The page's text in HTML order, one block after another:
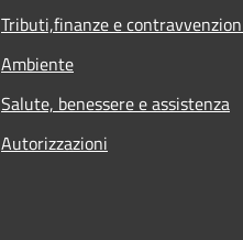
Tributi,finanze e
Ambiente
Salute, benessere e assistenza
Autorizzazioni